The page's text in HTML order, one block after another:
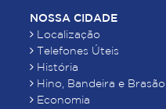
NOSSA CIDADE
Localização
Telefones Úteis
História
Hino, Bandeira e Brasão
Economia